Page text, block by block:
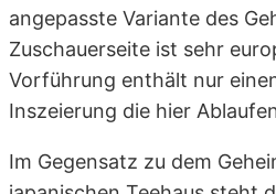
angepasste Variante des
Zuschauerseite ist sehr
Vorführung enthält nur
Inszeierung die hier
Im Gegensatz zu dem